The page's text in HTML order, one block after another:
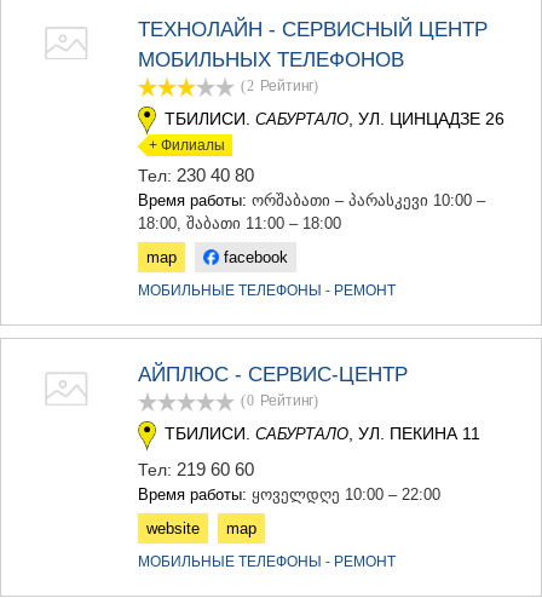
ГУРДЖААНИ
ДЕДОПЛИСЦКАРО
МЦХЕТА-МТИАНЕТИ
СТЕПАНЦМИНДА (КАЗБЕГИ)
АХАЛГОРИ
РАЧА-ЛЕЧХУМИ/НИЖНЯЯ
АМБРОЛАУРИ
МЕГРЕЛИЯ/ВЕРХНЯЯ
ТЕХНОЛАЙН - СЕРВИСНЫЙ ЦЕНТР
МОБИЛЬНЫХ ТЕЛЕФОНОВ
(2 Рейтинг)
ТБИЛИСИ. САБУРТАЛО , УЛ. ЦИНЦАДЗЕ 26
+ Филиалы
Тел: 230 40 80
Время работы: ორშაბათი – პარასკევი 10:00 –
18:00, შაბათი 11:00 – 18:00
map
facebook
МОБИЛЬНЫЕ ТЕЛЕФОНЫ - РЕМОНТ
АЙПЛЮС - СЕРВИС-ЦЕНТР
(0 Рейтинг)
ТБИЛИСИ. САБУРТАЛО , УЛ. ПЕКИНА 11
Тел: 219 60 60
Время работы: ყოველდღე 10:00 – 22:00
website
map
МОБИЛЬНЫЕ ТЕЛЕФОНЫ - РЕМОНТ